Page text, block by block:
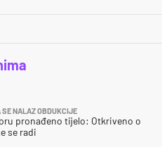
SE NALAZ OBDUKCIJE
pronađeno tijelo: Otkriveno o
se radi